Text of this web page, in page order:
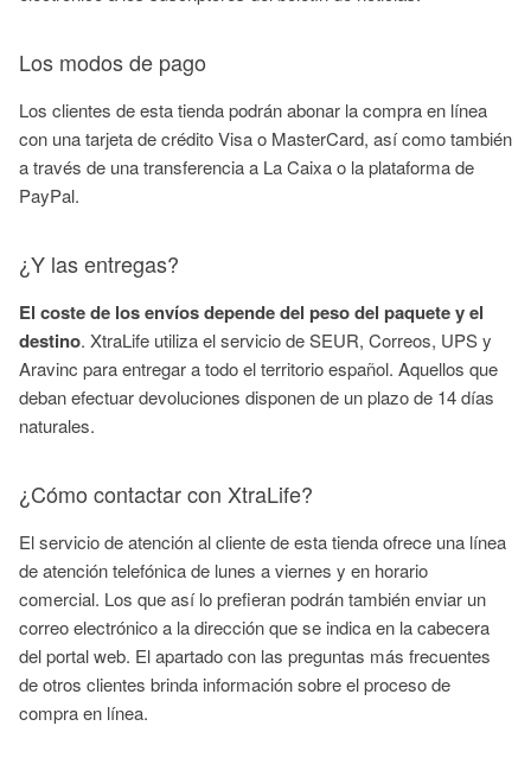
Los modos de pago
Los clientes de esta tienda podrán abonar la compra en línea
con una tarjeta de crédito Visa o MasterCard, así como también
a través de una transferencia a La Caixa o la plataforma de
PayPal.
¿Y las entregas?
El coste de los envíos depende del peso del paquete y el
destino. XtraLife utiliza el servicio de SEUR, Correos, UPS y
Aravinc para entregar a todo el territorio español. Aquellos que
deban efectuar devoluciones disponen de un plazo de 14 días
naturales.
¿Cómo contactar con XtraLife?
El servicio de atención al cliente de esta tienda ofrece una línea
de atención telefónica de lunes a viernes y en horario
comercial. Los que así lo prefieran podrán también enviar un
correo electrónico a la dirección que se indica en la cabecera
del portal web. El apartado con las preguntas más frecuentes
de otros clientes brinda información sobre el proceso de
compra en línea.